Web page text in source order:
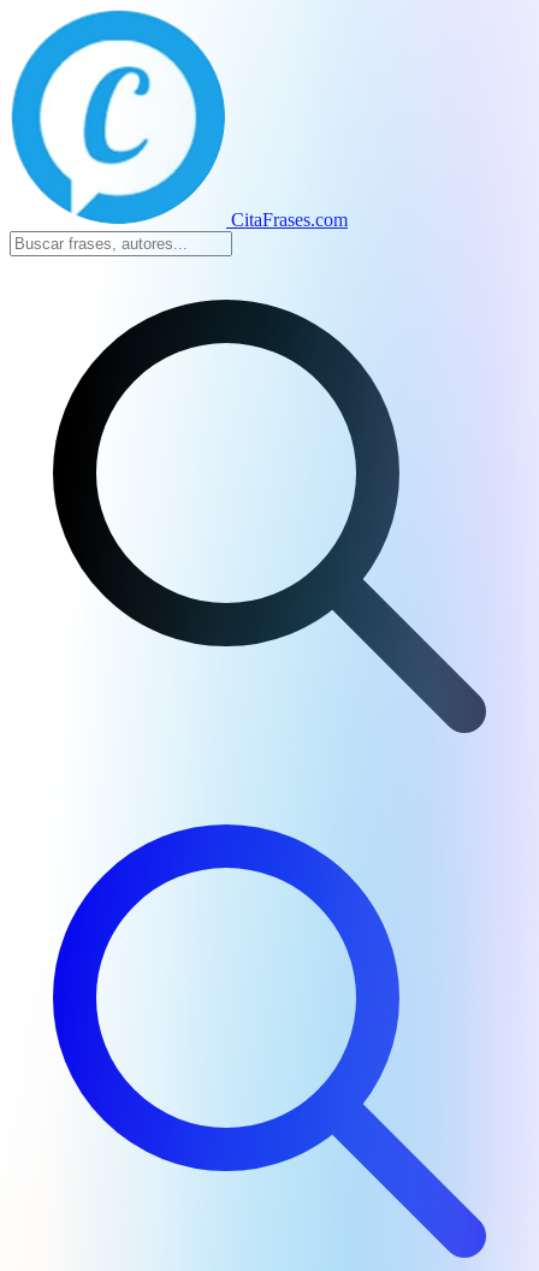
CitaFrases.com